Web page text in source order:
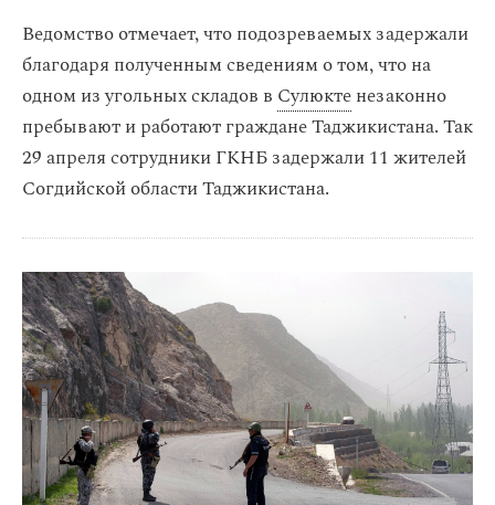
Ведомство отмечает, что подозреваемых задержали
благодаря полученным сведениям о том, что на
одном из угольных складов в Сулюктенезаконно
пребывают и работают граждане Таджикистана. Так
29 апреля сотрудники ГКНБ задержали 11 жителей
Согдийской области Таджикистана.